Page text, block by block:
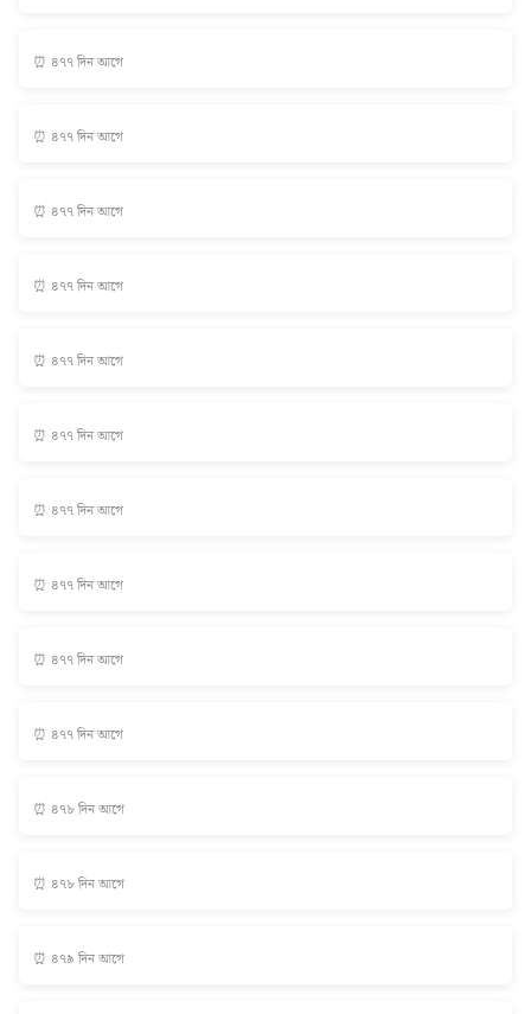
⏰ ৪৭৭ দিন আগে
⏰ ৪৭৭ দিন আগে
⏰ ৪৭৭ দিন আগে
⏰ ৪৭৭ দিন আগে
⏰ ৪৭৭ দিন আগে
⏰ ৪৭৭ দিন আগে
⏰ ৪৭৭ দিন আগে
⏰ ৪৭৭ দিন আগে
⏰ ৪৭৭ দিন আগে
⏰ ৪৭৭ দিন আগে
⏰ ৪৭৮ দিন আগে
⏰ ৪৭৮ দিন আগে
⏰ ৪৭৯ দিন আগে